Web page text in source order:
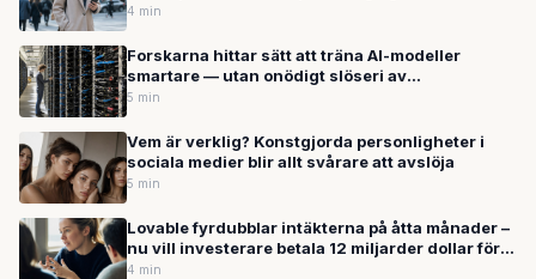
4 min
Forskarna hittar sätt att träna AI-modeller
smartare — utan onödigt slöseri av
beräkningskraft
5 min
Vem är verklig? Konstgjorda personligheter i
sociala medier blir allt svårare att avslöja
5 min
Lovable fyrdubblar intäkterna på åtta månader –
nu vill investerare betala 12 miljarder dollar för
svenska AI-bolaget
4 min